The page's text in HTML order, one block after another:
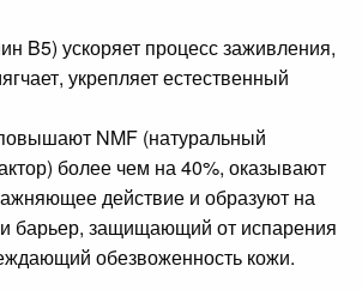
B5) ускоряет процесс заживления,
укрепляет естественный
NMF (натуральный
более чем на 40%, оказывают
действие и образуют на
барьер, защищающий от испарения
обезвоженность кожи.